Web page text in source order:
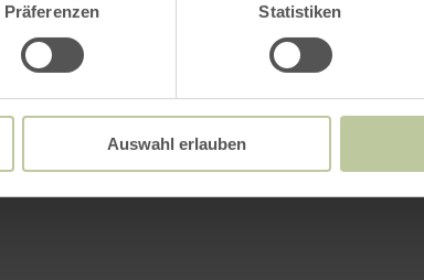
Präferenzen Statistiken
Auswahl erlauben